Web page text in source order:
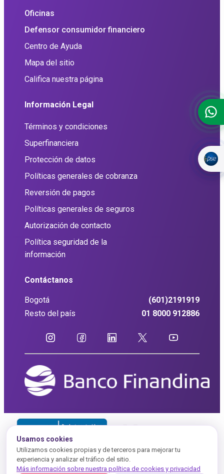
Oficinas
Defensor consumidor financiero
Centro de Ayuda
Mapa del sitio
Califica nuestra página
Información Legal
Términos y condiciones
Superfinanciera
Protección de datos
Políticas generales de cobranza
Reversión de pagos
Políticas generales de seguros
Autorización de contacto
Política seguridad de la
información
Contáctanos
Bogotá
(601)2191919
Resto del país
01 8000 912886
Usamos cookies
Utilizamos cookies propias y de terceros para mejorar tu
experiencia y analizar el tráfico del sitio.
Más información sobre nuestra política de cookies y privacidad